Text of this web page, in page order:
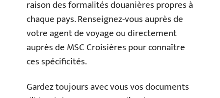
raison des formalités douanières propres à
chaque pays. Renseignez-vous auprès de
votre agent de voyage ou directement
auprès de MSC Croisières pour connaître
ces spécificités.
Gardez toujours avec vous vos documents